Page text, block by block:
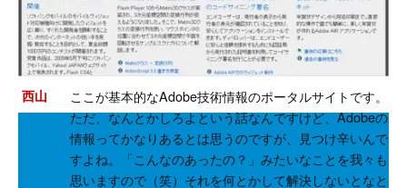
西山
ここが基本的なAdobe技術情報のポータルサイトです。
ただ、なんとかしろよという話なんですけど、Adobeの
情報ってかなりあるとは思うのですが、見つけ辛いんで
すよね。「こんなのあったの？」みたいなことを我々も
思いますので（笑）それを何とかして解決しないとなと